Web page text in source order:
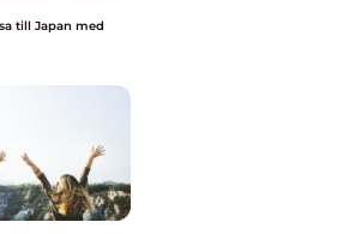
till Japan med